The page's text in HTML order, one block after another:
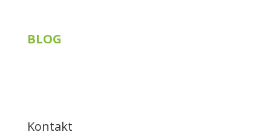
BLOG
Kontakt